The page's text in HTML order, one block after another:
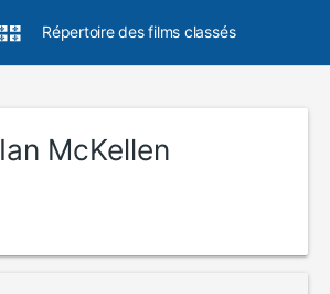
Répertoire des films classés
Ian McKellen